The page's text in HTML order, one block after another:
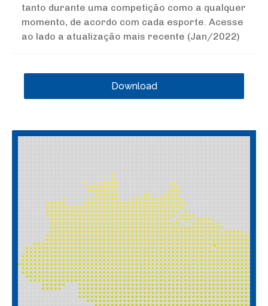
tanto durante uma competição como a qualquer
momento, de acordo com cada esporte. Acesse
ao lado a atualização mais recente (Jan/2022)
Download